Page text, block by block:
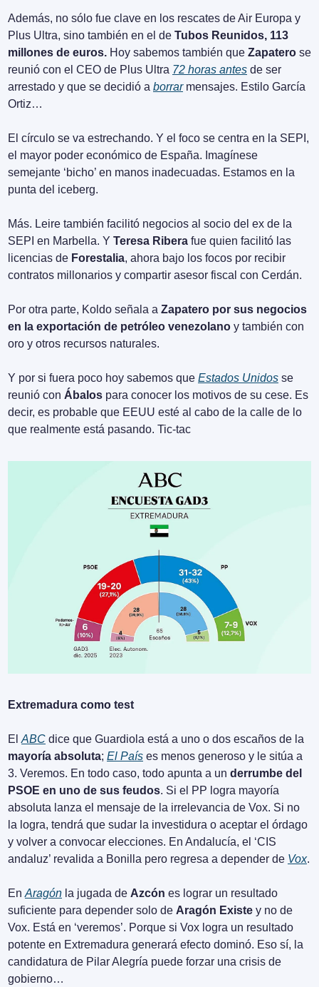
Además, no sólo fue clave en los rescates de Air Europa y
Plus Ultra, sino también en el de Tubos Reunidos, 113
millones de euros. Hoy sabemos también que Zapatero se
reunió con el CEO de Plus Ultra 72 horas antes de ser
arrestado y que se decidió a borrar mensajes. Estilo García
Ortiz…
El círculo se va estrechando. Y el foco se centra en la SEPI,
el mayor poder económico de España. Imagínese
semejante ‘bicho’ en manos inadecuadas. Estamos en la
punta del iceberg.
Más. Leire también facilitó negocios al socio del ex de la
SEPI en Marbella. Y Teresa Ribera fue quien facilitó las
licencias de Forestalia, ahora bajo los focos por recibir
contratos millonarios y compartir asesor fiscal con Cerdán.
Por otra parte, Koldo señala a Zapatero por sus negocios
en la exportación de petróleo venezolano y también con
oro y otros recursos naturales.
Y por si fuera poco hoy sabemos que Estados Unidos se
reunió con Ábalos para conocer los motivos de su cese. Es
decir, es probable que EEUU esté al cabo de la calle de lo
que realmente está pasando. Tic-tac
Extremadura como test
El ABC
mayoría absoluta; El País es menos generoso y le sitúa a
3. Veremos. En todo caso, todo apunta a un derrumbe del
PSOE en uno de sus feudos. Si el PP logra mayoría
absoluta lanza el mensaje de la irrelevancia de Vox. Si no
la logra, tendrá que sudar la investidura o aceptar el órdago
y volver a convocar elecciones. En Andalucía, el ‘CIS
andaluz’ revalida a Bonilla pero regresa a depender de Vox.
En Aragón la jugada de Azcón es lograr un resultado
suficiente para depender solo de Aragón Existe y no de
Vox. Está en ‘veremos’. Porque si Vox logra un resultado
potente en Extremadura generará efecto dominó. Eso sí, la
candidatura de Pilar Alegría puede forzar una crisis de
gobierno…